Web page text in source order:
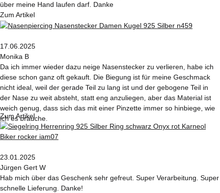
über meine Hand laufen darf. Danke
Zum Artikel
17.06.2025
Monika B
Da ich immer wieder dazu neige Nasenstecker zu verlieren, habe ich
diese schon ganz oft gekauft. Die Biegung ist für meine Geschmack
nicht ideal, weil der gerade Teil zu lang ist und der gebogene Teil in
der Nase zu weit absteht, statt eng anzuliegen, aber das Material ist
weich genug, dass sich das mit einer Pinzette immer so hinbiege, wie
ich es brauche.
Zum Artikel
23.01.2025
Jürgen Gert W
Hab mich über das Geschenk sehr gefreut. Super Verarbeitung. Super
schnelle Lieferung. Danke!